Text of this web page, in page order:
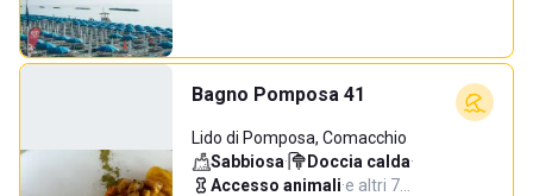
Bagno Pomposa 41
Lido di Pomposa, Comacchio
Sabbiosa· Doccia calda·
Accesso animali·e altri 7…